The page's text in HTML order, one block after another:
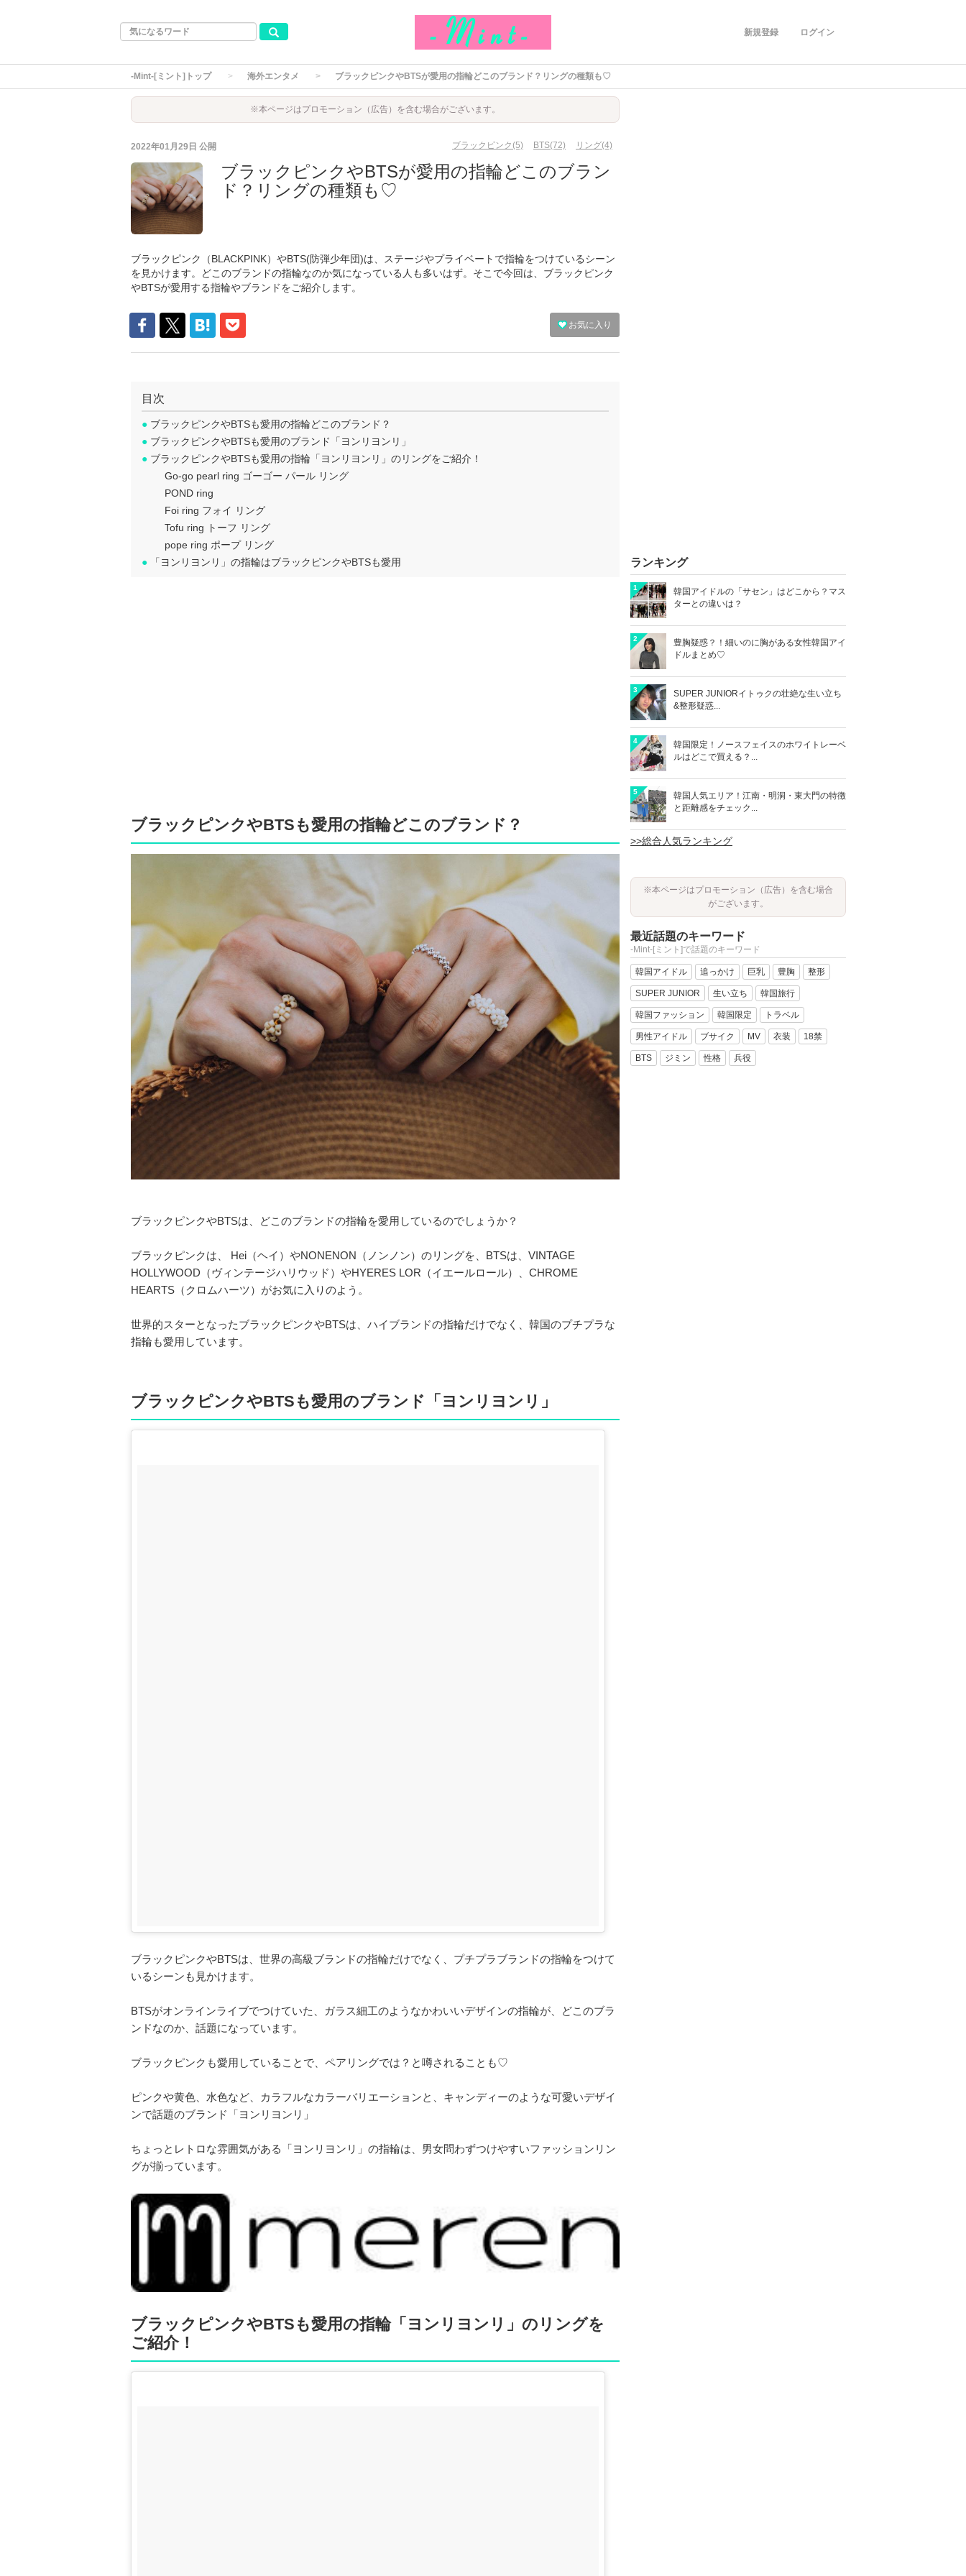
ログイン
新規登録
-Mint-[ミント]トップ 海外エンタメ ブラックピンクやBTSが愛用の指輪どこのブランド？リングの種類も♡
※本ページはプロモーション（広告）を含む場合がございます。
2022年01月29日 公開 ブラックピンク(5) BTS(72) リング(4)
ブラックピンクやBTSが愛用の指輪どこのブラン
ド？リングの種類も♡
ブラックピンク（BLACKPINK）やBTS(防弾少年団)は、ステージやプライベートで指輪をつけているシーン
を見かけます。どこのブランドの指輪なのか気になっている人も多いはず。そこで今回は、ブラックピンク
やBTSが愛用する指輪やブランドをご紹介します。
お気に入り
目次
● ブラックピンクやBTSも愛用の指輪どこのブランド？
● ブラックピンクやBTSも愛用のブランド「ヨンリヨンリ」
● ブラックピンクやBTSも愛用の指輪「ヨンリヨンリ」のリングをご紹介！
Go-go pearl ring ゴーゴー パール リング
POND ring
Foi ring フォイ リング
Tofu ring トーフ リング
pope ring ポープ リング
● 「ヨンリヨンリ」の指輪はブラックピンクやBTSも愛用
ブラックピンクやBTSも愛用の指輪どこのブランド？
ブラックピンクやBTSは、どこのブランドの指輪を愛用しているのでしょうか？
ブラックピンクは、 Hei（ヘイ）やNONENON（ノンノン）のリングを、BTSは、VINTAGE
HOLLYWOOD（ヴィンテージハリウッド）やHYERES LOR（イエールロール）、CHROME
HEARTS（クロムハーツ）がお気に入りのよう。
世界的スターとなったブラックピンクやBTSは、ハイブランドの指輪だけでなく、韓国のプチプラな
指輪も愛用しています。
ブラックピンクやBTSも愛用のブランド「ヨンリヨンリ」
ブラックピンクやBTSは、世界の高級ブランドの指輪だけでなく、プチプラブランドの指輪をつけて
いるシーンも見かけます。
BTSがオンラインライブでつけていた、ガラス細工のようなかわいいデザインの指輪が、どこのブラ
ンドなのか、話題になっています。
ブラックピンクも愛用していることで、ペアリングでは？と噂されることも♡
ピンクや黄色、水色など、カラフルなカラーバリエーションと、キャンディーのような可愛いデザイ
ンで話題のブランド「ヨンリヨンリ」
ちょっとレトロな雰囲気がある「ヨンリヨンリ」の指輪は、男女問わずつけやすいファッションリン
グが揃っています。
ブラックピンクやBTSも愛用の指輪「ヨンリヨンリ」のリングを
ご紹介！
ランキング
1
韓国アイドルの「サセン」はどこから？マス
ターとの違いは？
2
豊胸疑惑？！細いのに胸がある女性韓国アイ
ドルまとめ♡
3
SUPER JUNIORイトゥクの壮絶な生い立ち
&整形疑惑...
4
韓国限定！ノースフェイスのホワイトレーベ
ルはどこで買える？...
5
韓国人気エリア！江南・明洞・東大門の特徴
と距離感をチェック...
>>総合人気ランキング
※本ページはプロモーション（広告）を含む場合
がございます。
最近話題のキーワード
-Mint-[ミント]で話題のキーワード
韓国アイドル 追っかけ 巨乳 豊胸 整形
SUPER JUNIOR 生い立ち 韓国旅行
韓国ファッション 韓国限定 トラベル
男性アイドル ブサイク MV 衣装 18禁
BTS ジミン 性格 兵役